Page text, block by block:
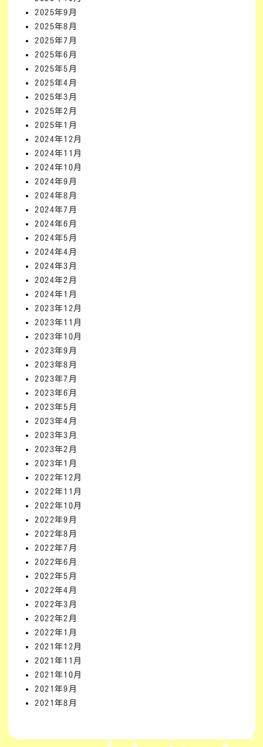
2025年9月
2025年8月
2025年7月
2025年6月
2025年5月
2025年4月
2025年3月
2025年2月
2025年1月
2024年12月
2024年11月
2024年10月
2024年9月
2024年8月
2024年7月
2024年6月
2024年5月
2024年4月
2024年3月
2024年2月
2024年1月
2023年12月
2023年11月
2023年10月
2023年9月
2023年8月
2023年7月
2023年6月
2023年5月
2023年4月
2023年3月
2023年2月
2023年1月
2022年12月
2022年11月
2022年10月
2022年9月
2022年8月
2022年7月
2022年6月
2022年5月
2022年4月
2022年3月
2022年2月
2022年1月
2021年12月
2021年11月
2021年10月
2021年9月
2021年8月